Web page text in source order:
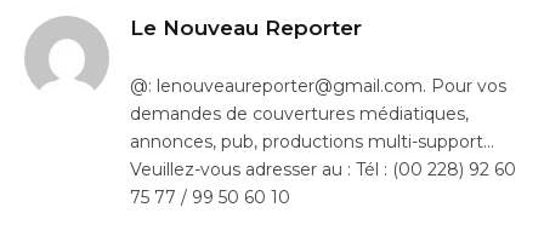
Le Nouveau Reporter
@: lenouveaureporter@gmail.com. Pour vos
demandes de couvertures médiatiques,
annonces, pub, productions multi-support…
Veuillez-vous adresser au : Tél : (00 228) 92 60
75 77 / 99 50 60 10